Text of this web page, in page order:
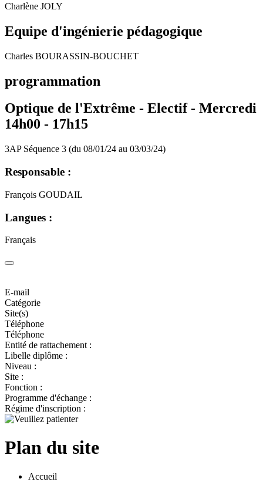
Charlène JOLY
Equipe d'ingénierie pédagogique
Charles BOURASSIN-BOUCHET
programmation
Optique de l'Extrême - Electif - Mercredi
14h00 - 17h15
3AP Séquence 3 (du 08/01/24 au 03/03/24)
Responsable :
François GOUDAIL
Langues :
Français
E-mail
Catégorie
Site(s)
Téléphone
Téléphone
Entité de rattachement :
Libelle diplôme :
Niveau :
Site :
Fonction :
Programme d'échange :
Régime d'inscription :
Plan du site
Accueil